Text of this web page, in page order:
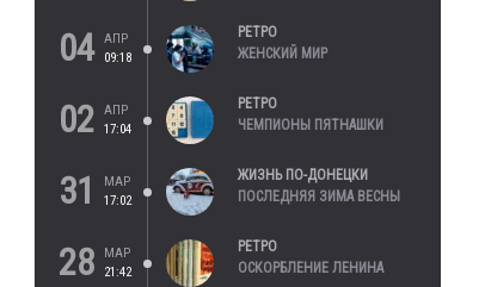
04
АПР
09:18
РЕТРО
ЖЕНСКИЙ МИР
02
АПР
17:04
РЕТРО
ЧЕМПИОНЫ ПЯТНАШКИ
31
МАР
17:02
ЖИЗНЬ ПО-ДОНЕЦКИ
ПОСЛЕДНЯЯ ЗИМА ВЕСНЫ
28
МАР
21:42
РЕТРО
ОСКОРБЛЕНИЕ ЛЕНИНА